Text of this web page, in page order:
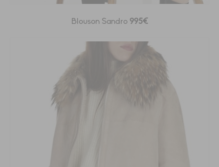
Blouson Sandro 995€